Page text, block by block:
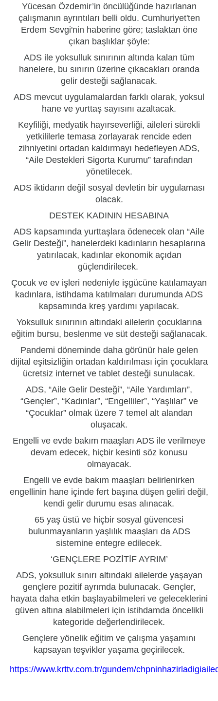
Yücesan Özdemir’in öncülüğünde hazırlanan
çalışmanın ayrıntıları belli oldu. Cumhuriyet'ten
Erdem Sevgi'nin haberine göre; taslaktan öne
çıkan başlıklar şöyle:
ADS ile yoksulluk sınırının altında kalan tüm
hanelere, bu sınırın üzerine çıkacakları oranda
gelir desteği sağlanacak.
ADS mevcut uygulamalardan farklı olarak, yoksul
hane ve yurttaş sayısını azaltacak.
Keyfiliği, medyatik hayırseverliği, aileleri sürekli
yetkililerle temasa zorlayarak rencide eden
zihniyetini ortadan kaldırmayı hedefleyen ADS,
“Aile Destekleri Sigorta Kurumu” tarafından
yönetilecek.
ADS iktidarın değil sosyal devletin bir uygulaması
olacak.
DESTEK KADININ HESABINA
ADS kapsamında yurttaşlara ödenecek olan “Aile
Gelir Desteği”, hanelerdeki kadınların hesaplarına
yatırılacak, kadınlar ekonomik açıdan
güçlendirilecek.
Çocuk ve ev işleri nedeniyle işgücüne katılamayan
kadınlara, istihdama katılmaları durumunda ADS
kapsamında kreş yardımı yapılacak.
Yoksulluk sınırının altındaki ailelerin çocuklarına
eğitim bursu, beslenme ve süt desteği sağlanacak.
Pandemi döneminde daha görünür hale gelen
dijital eşitsizliğin ortadan kaldırılması için çocuklara
ücretsiz internet ve tablet desteği sunulacak.
ADS, “Aile Gelir Desteği”, “Aile Yardımları”,
“Gençler”, “Kadınlar”, “Engelliler”, “Yaşlılar” ve
“Çocuklar” olmak üzere 7 temel alt alandan
oluşacak.
Engelli ve evde bakım maaşları ADS ile verilmeye
devam edecek, hiçbir kesinti söz konusu
olmayacak.
Engelli ve evde bakım maaşları belirlenirken
engellinin hane içinde fert başına düşen geliri değil,
kendi gelir durumu esas alınacak.
65 yaş üstü ve hiçbir sosyal güvencesi
bulunmayanların yaşlılık maaşları da ADS
sistemine entegre edilecek.
‘GENÇLERE POZİTİF AYRIM’
ADS, yoksulluk sınırı altındaki ailelerde yaşayan
gençlere pozitif ayrımda bulunacak. Gençler,
hayata daha etkin başlayabilmeleri ve geleceklerini
güven altına alabilmeleri için istihdamda öncelikli
kategoride değerlendirilecek.
Gençlere yönelik eğitim ve çalışma yaşamını
kapsayan teşvikler yaşama geçirilecek.
https://www.krttv.com.tr/gundem/